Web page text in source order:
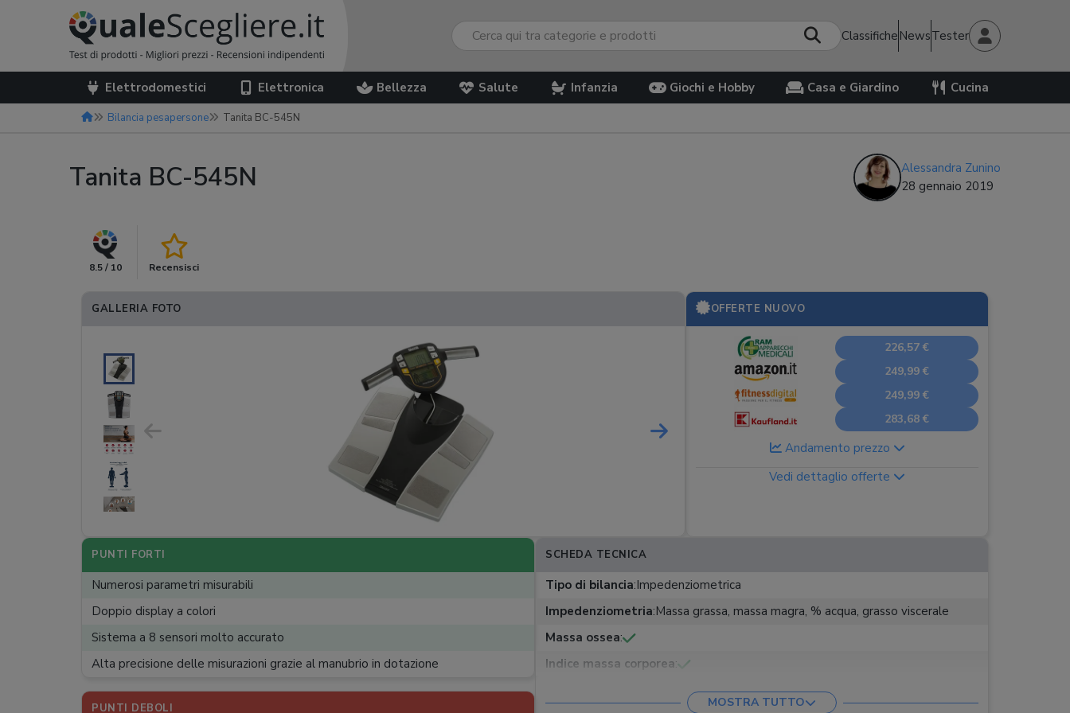
Classifiche NewsTester
Elettrodomestici Elettronica Bellezza Salute Infanzia Giochi e Hobby Casa e Giardino Cucina
Bilancia pesapersone Tanita BC-545N
Tanita BC-545N
Alessandra Zunino
28 gennaio 2019
8.5 / 10 Recensisci
GALLERIA FOTO OFFERTE NUOVO
226,57 €
249,99 €
249,99 €
283,68 €
Andamento prezzo
Vedi dettaglio offerte
SCHEDA TECNICA
Tipo di bilancia:Impedenziometrica
Impedenziometria:Massa grassa, massa magra, % acqua, grasso viscerale
Massa ossea:
Indice massa corporea:
MOSTRA TUTTO
PUNTI FORTI
Numerosi parametri misurabili
Doppio display a colori
Sistema a 8 sensori molto accurato
Alta precisione delle misurazioni grazie al manubrio in dotazione
PUNTI DEBOLI